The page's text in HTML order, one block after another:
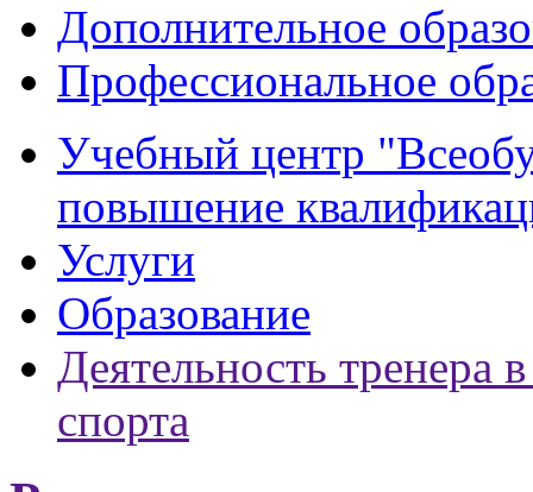
Дополнительное
Профессиональное
Учебный центр
повышение
Услуги
Образование
Деятельность тренера
спорта